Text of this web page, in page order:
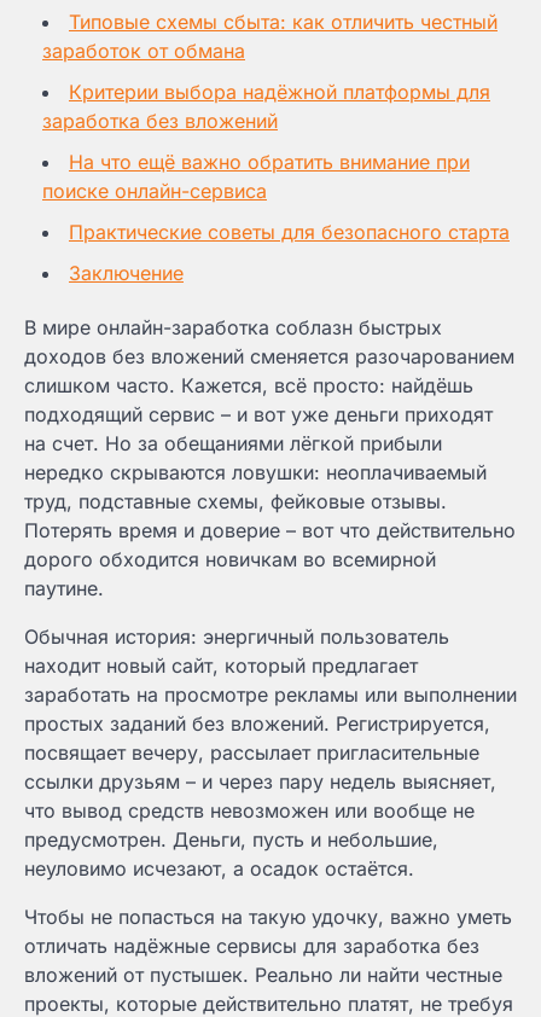
Типовые схемы сбыта: как отличить честный
заработок от обмана
Критерии выбора надёжной платформы для
заработка без вложений
На что ещё важно обратить внимание при
поиске онлайн-сервиса
Практические советы для безопасного старта
Заключение
В мире онлайн-заработка соблазн быстрых
доходов без вложений сменяется разочарованием
слишком часто. Кажется, всё просто: найдёшь
подходящий сервис – и вот уже деньги приходят
на счет. Но за обещаниями лёгкой прибыли
нередко скрываются ловушки: неоплачиваемый
труд, подставные схемы, фейковые отзывы.
Потерять время и доверие – вот что действительно
дорого обходится новичкам во всемирной
паутине.
Обычная история: энергичный пользователь
находит новый сайт, который предлагает
заработать на просмотре рекламы или выполнении
простых заданий без вложений. Регистрируется,
посвящает вечеру, рассылает пригласительные
ссылки друзьям – и через пару недель выясняет,
что вывод средств невозможен или вообще не
предусмотрен. Деньги, пусть и небольшие,
неуловимо исчезают, а осадок остаётся.
Чтобы не попасться на такую удочку, важно уметь
отличать надёжные сервисы для заработка без
вложений от пустышек. Реально ли найти честные
проекты, которые действительно платят, не требуя